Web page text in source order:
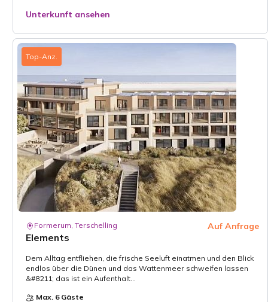
Unterkunft ansehen
Top-Anz.
Formerum, Terschelling
Elements
Auf Anfrage
Dem Alltag entfliehen, die frische Seeluft einatmen und den Blick
endlos über die Dünen und das Wattenmeer schweifen lassen
&#8211; das ist ein Aufenthalt...
Max. 6 Gäste